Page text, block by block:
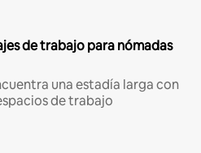
de trabajo para nómadas
una estadía larga con
de trabajo